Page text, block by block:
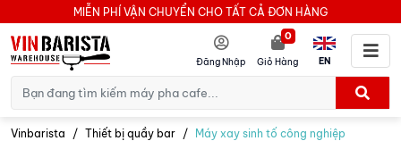
MIỄN PHÍ VẬN CHUYỂN CHO TẤT CẢ ĐƠN HÀNG
Đăng Nhập Giỏ Hàng
0
EN
Vinbarista Thiết bị quầy bar Máy xay sinh tố công nghiệp